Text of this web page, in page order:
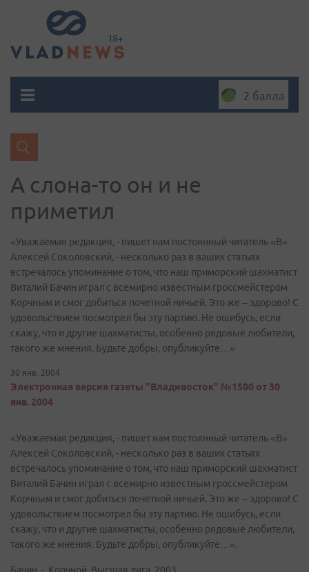
2 балла
А слона-то он и не
приметил
«Уважаемая редакция, - пишет нам постоянный читатель «В»
Алексей Соколовский, - несколько раз в ваших статьях
встречалось упоминание о том, что наш приморский шахматист
Виталий Бачин играл с всемирно известным гроссмейстером
Корчным и смог добиться почетной ничьей. Это же – здорово! С
удовольствием посмотрел бы эту партию. Не ошибусь, если
скажу, что и другие шахматисты, особенно рядовые любители,
такого же мнения. Будьте добры, опубликуйте…»
30 янв. 2004
Электронная версия газеты "Владивосток" №1500 от 30
янв. 2004
«Уважаемая редакция, - пишет нам постоянный читатель «В»
Алексей Соколовский, - несколько раз в ваших статьях
встречалось упоминание о том, что наш приморский шахматист
Виталий Бачин играл с всемирно известным гроссмейстером
Корчным и смог добиться почетной ничьей. Это же – здорово! С
удовольствием посмотрел бы эту партию. Не ошибусь, если
скажу, что и другие шахматисты, особенно рядовые любители,
такого же мнения. Будьте добры, опубликуйте…».